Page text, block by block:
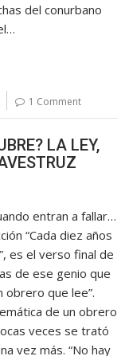
del conurbano
1 Comment
LA LEY,
entran a fallar…
“Cada diez años
es el verso final de
de ese genio que
obrero que lee”.
de un obrero
veces se trató
vez más. “No hay